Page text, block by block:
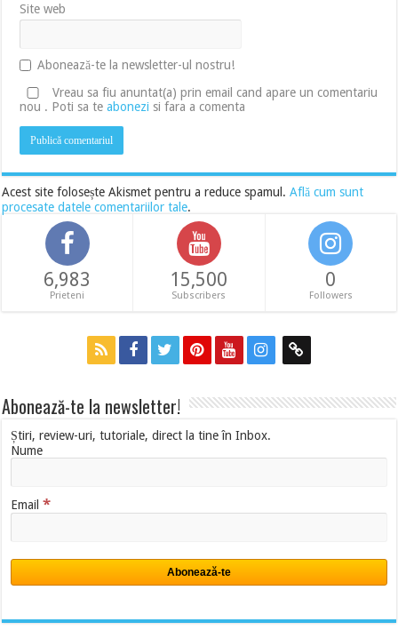
Site web
Abonează-te la newsletter-ul nostru!
Vreau sa fiu anuntat(a) prin email cand apare un comentariu
nou . Poti sa teabonezi si fara a comenta
Acest site folosește Akismet pentru a reduce spamul.Află cum sunt
procesate datele comentariilor tale.
6,983
Prieteni
15,500
Subscribers
0
Followers
Abonează-te la newsletter!
Știri, review-uri, tutoriale, direct la tine în Inbox.
Nume
Email*